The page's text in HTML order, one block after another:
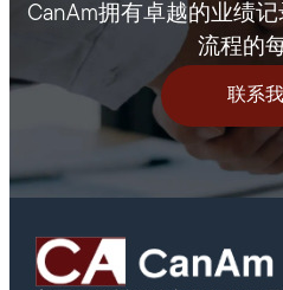
CanAm拥有卓越的业绩
流程的
联系